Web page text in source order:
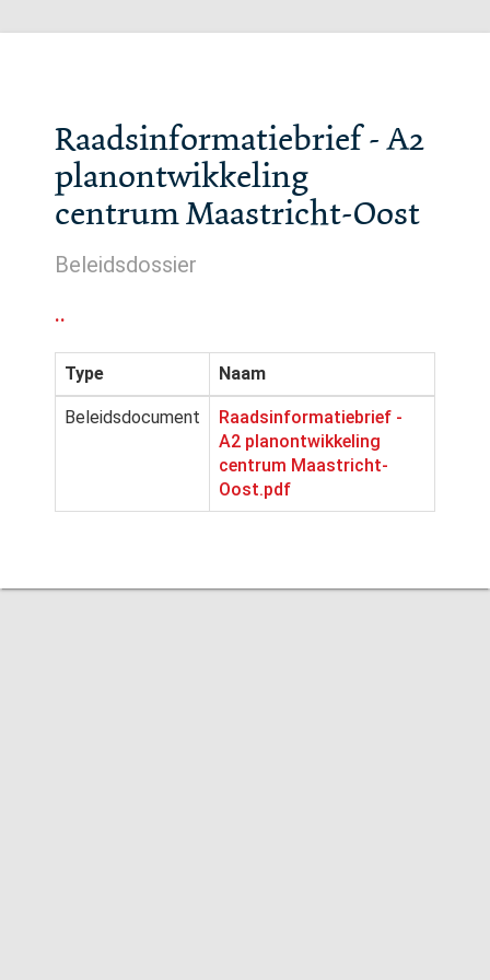
Raadsinformatiebrief - A2
planontwikkeling
centrum Maastricht-Oost
Beleidsdossier
..
Type Naam
Beleidsdocument
Raadsinformatiebrief -
A2 planontwikkeling
centrum Maastricht-
Oost.pdf